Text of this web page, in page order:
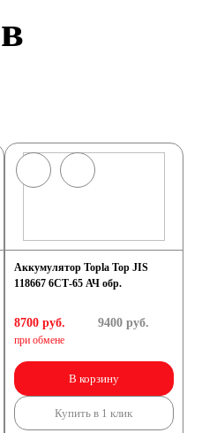
Аккумулятор Topla Top JIS
118667 6СТ-65 АЧ обр.
8700 руб.
при обмене
9400 руб.
В корзину
Купить в 1 клик